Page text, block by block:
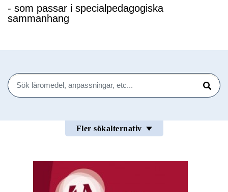
- som passar i specialpedagogiska
sammanhang
Sök
Sök
Fler sökalternativ